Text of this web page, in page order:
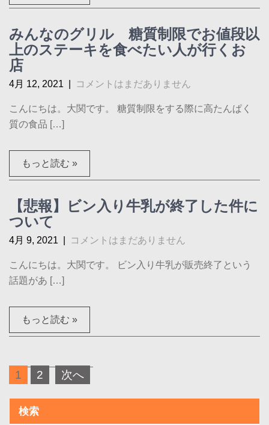
みんなのグリル 糖質制限でお値段以
上のステーキを食べたい人が行くお
店
4月 12, 2021 コメントはまだありません
こんにちは。大関です。 糖質制限をする際に高たんぱく
質の食品 […]
もっと読む »
【悲報】ビン入り牛乳が終了した件に
ついて
4月 9, 2021 コメントはまだありません
こんにちは。大関です。 ビン入り牛乳が販売終了という
話題があ […]
もっと読む »
投
稿
の
1 2 次へ
検索